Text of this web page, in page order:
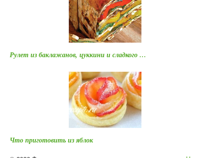
Рулет из баклажанов, цуккини и сладкого …
Что приготовить из яблок